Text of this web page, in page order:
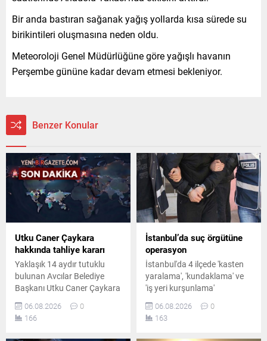
Bir anda bastıran sağanak yağış yollarda kısa sürede su
birikintileri oluşmasına neden oldu.
Meteoroloji Genel Müdürlüğüne göre yağışlı havanın
Perşembe gününe kadar devam etmesi bekleniyor.
Benzer Konular
Utku Caner Çaykara
hakkında tahliye kararı
Yaklaşık 14 aydır tutuklu
bulunan Avcılar Belediye
Başkanı Utku Caner Çaykara
hakkında tahliye kararı
verildi. Kararın ardından
yargı sürecinin tutuksuz
06.08.2026
0
166
İstanbul’da suç örgütüne
operasyon
İstanbul'da 4 ilçede 'kasten
yaralama', 'kundaklama' ve
'iş yeri kurşunlama'
olaylarına karıştıkları
belirlenen suç örgütüne
yönelik düzenlenen
06.08.2026
0
163